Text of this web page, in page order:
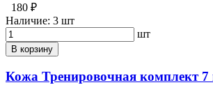
180 ₽
Наличие: 3 шт
шт
В корзину
Кожа Тренировочная комплект